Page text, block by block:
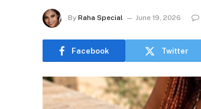
By Raha Special June 19, 2026
Facebook Twitter